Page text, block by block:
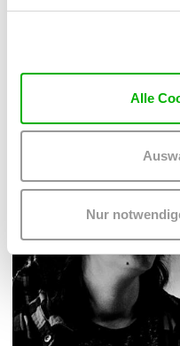
Alle
Nur
Hof